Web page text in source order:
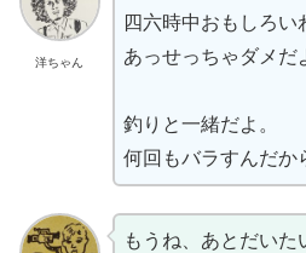
洋ちゃん
四六時中おもしろい
あっせっちゃダメだ
釣りと一緒だよ。
何回もバラすんだか
もうね、あとだいた